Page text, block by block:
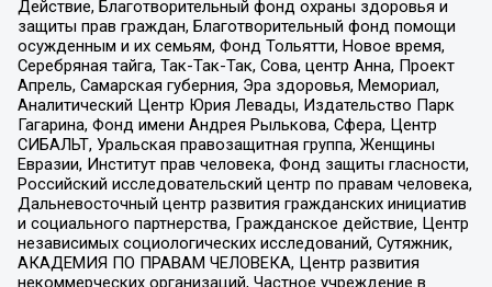
Действие, Благотворительный фонд охраны здоровья и
защиты прав граждан, Благотворительный фонд помощи
осужденным и их семьям, Фонд Тольятти, Новое время,
Серебряная тайга, Так-Так-Так, Сова, центр Анна, Проект
Апрель, Самарская губерния, Эра здоровья, Мемориал,
Аналитический Центр Юрия Левады, Издательство Парк
Гагарина, Фонд имени Андрея Рылькова, Сфера, Центр
СИБАЛЬТ, Уральская правозащитная группа, Женщины
Евразии, Институт прав человека, Фонд защиты гласности,
Российский исследовательский центр по правам человека,
Дальневосточный центр развития гражданских инициатив
и социального партнерства, Гражданское действие, Центр
независимых социологических исследований, Сутяжник,
АКАДЕМИЯ ПО ПРАВАМ ЧЕЛОВЕКА, Центр развития
некоммерческих организаций, Частное учреждение в